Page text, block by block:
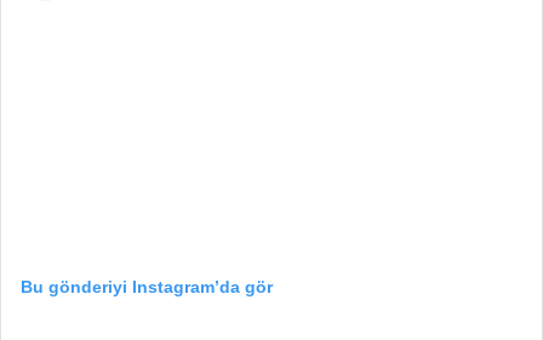
Bu gönderiyi Instagram’da gör